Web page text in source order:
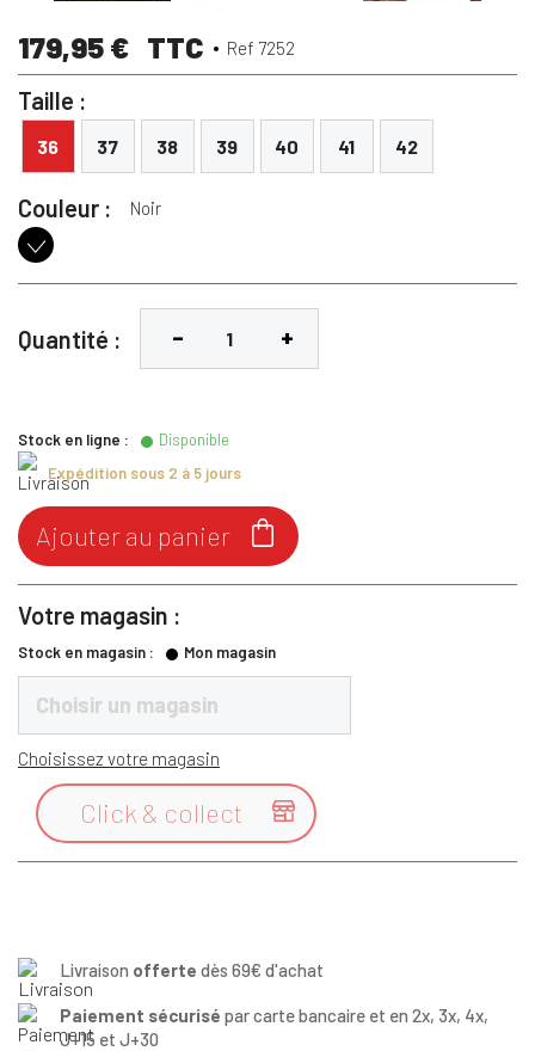
179,95 € TTC Ref 7252
Taille :
36 37 38 39 40 41 42
Couleur : Noir
Noir
Quantité :
Stock en ligne :
Disponible
Expédition sous 2 à 5 jours

Ajouter au panier
Votre magasin :
Stock en magasin : Mon magasin
Choisir un magasin
Choisissez votre magasin

Click & collect
Livraison offerte dès 69€ d'achat
Paiement sécurisé par carte bancaire et en 2x, 3x, 4x,
J+15 et J+30